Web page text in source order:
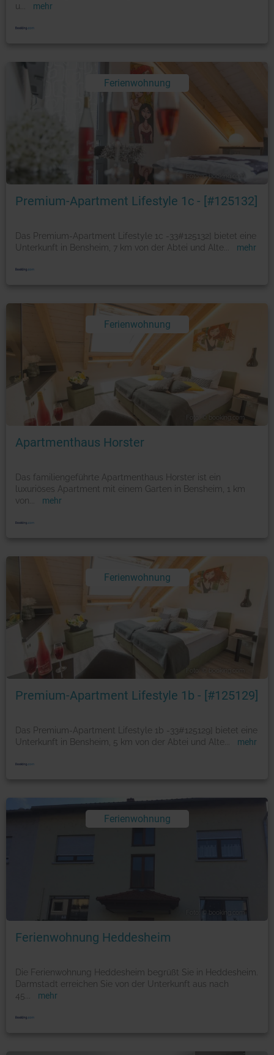
u
mehr
Ferienwohnung
Foto: © booking.com
Premium-Apartment Lifestyle 1c - [#125132]
Das Premium-Apartment Lifestyle 1c -33#125132] bietet eine
Unterkunft in Bensheim, 7 km von der Abtei und Alte
mehr
Ferienwohnung
Foto: © booking.com
Apartmenthaus Horster
Das familiengeführte Apartmenthaus Horster ist ein
luxuriöses Apartment mit einem Garten in Bensheim, 1 km
von
mehr
Ferienwohnung
Premium-Apartment Lifestyle 1b - [#125129]
Das Premium-Apartment Lifestyle 1b -33#125129] bietet eine
Unterkunft in Bensheim, 5 km von der Abtei und Alte
mehr
Ferienwohnung
Foto: © booking.com
Ferienwohnung Heddesheim
Die Ferienwohnung Heddesheim begrüßt Sie in Heddesheim.
Darmstadt erreichen Sie von der Unterkunft aus nach
45
mehr